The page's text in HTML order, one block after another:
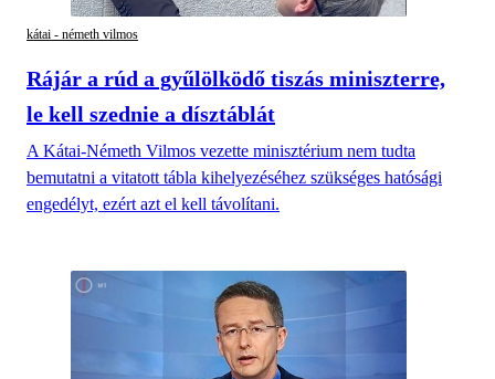
kátai - németh vilmos
Rájár a rúd a gyűlölködő tiszás miniszterre,
le kell szednie a dísztáblát
A Kátai-Németh Vilmos vezette minisztérium nem tudta
bemutatni a vitatott tábla kihelyezéséhez szükséges hatósági
engedélyt, ezért azt el kell távolítani.